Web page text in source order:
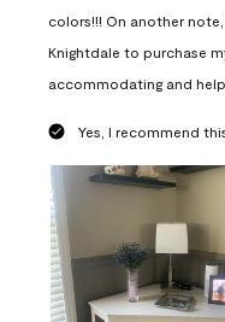
colors!!! On another
Knightdale to purchase
accommodating and
Yes, I recommend